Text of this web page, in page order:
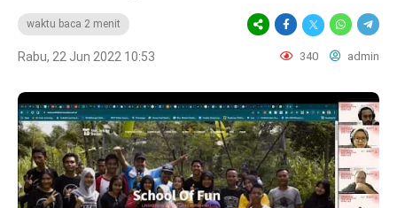
waktu baca 2 menit
Rabu, 22 Jun 2022 10:53 340 admin